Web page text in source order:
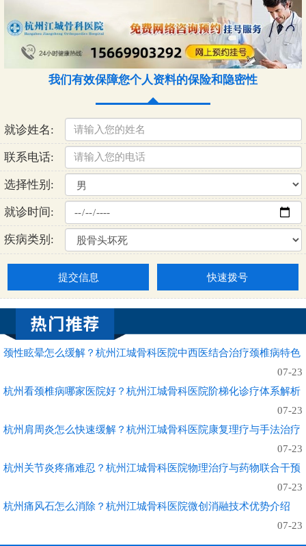
我们有效保障您个人资料的保险和隐密性
就诊姓名:
联系电话:
选择性别:
就诊时间:
疾病类别:
提交信息 快速拨号
颈性眩晕怎么缓解？杭州江城骨科医院中西医结合治疗颈椎病特色
07-23
杭州看颈椎病哪家医院好？杭州江城骨科医院阶梯化诊疗体系解析
07-23
杭州肩周炎怎么快速缓解？杭州江城骨科医院康复理疗与手法治疗
07-23
杭州关节炎疼痛难忍？杭州江城骨科医院物理治疗与药物联合干预
07-23
杭州痛风石怎么消除？杭州江城骨科医院微创消融技术优势介绍
07-23